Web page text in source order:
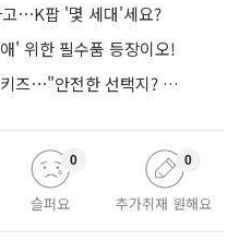
고⋯K팝 '몇 세대'세요?
' 위한 필수품 등장이오!
이것저것 '다 되는' 스트레이 키즈⋯"안전한 선택지? 도전이 재밌죠"
슬퍼요
0
추가취재 원해요
0